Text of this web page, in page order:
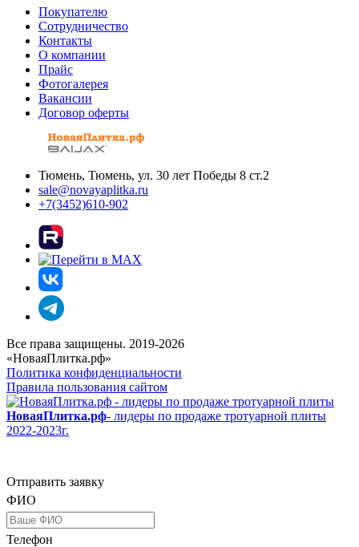
Покупателю
Сотрудничество
Контакты
О компании
Прайс
Фотогалерея
Вакансии
Договор оферты
Тюмень, Тюмень, ул. 30 лет Победы 8 ст.2
sale@novayaplitka.ru
+7(3452)610-902
Все права защищены. 2019-2026
«НоваяПлитка.рф»
Политика конфиденциальности
Правила пользования сайтом
НоваяПлитка.рф- лидеры по продаже тротуарной плиты
2022-2023г.
Отправить заявку
ФИО
Телефон